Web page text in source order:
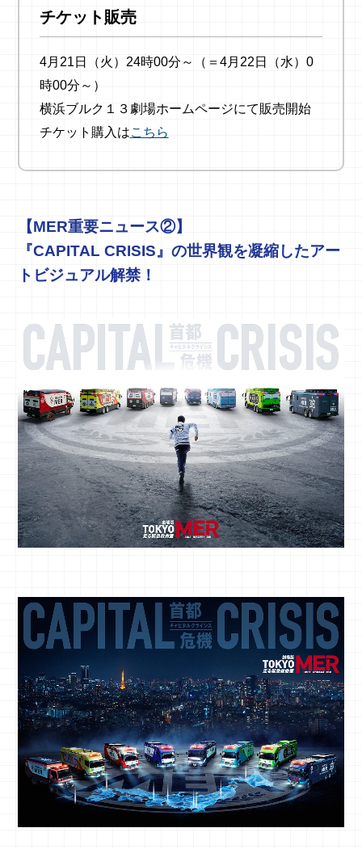
チケット販売
4月21日（火）24時00分～（＝4月22日（水）0
時00分～）
横浜ブルク１３劇場ホームページにて販売開始
チケット購入はこちら
【MER重要ニュース②】
『CAPITAL CRISIS』の世界観を凝縮したアー
トビジュアル解禁！